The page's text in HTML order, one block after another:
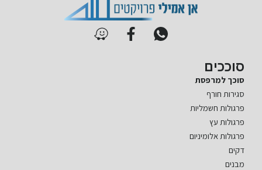
סוככים
סוכך למרפסת
סגירות חורף
פרגולות חשמליות
פרגולות עץ
פרגולות אלומיניום
דקים
מבנים